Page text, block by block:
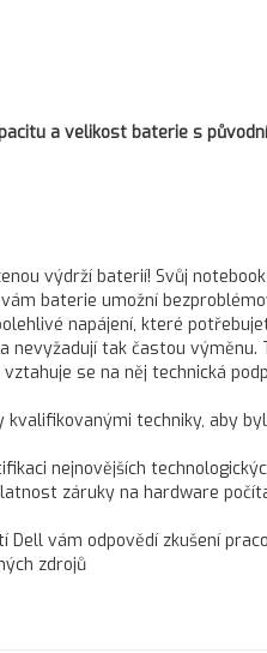
a velikost baterie s
výdrží baterií! Svůj
baterie umožní
napájení, které
nevyžadují tak častou
se na něj technická
techniky, aby
nejnovějších
záruky na hardware
vám odpovědí zkušení
zdrojů